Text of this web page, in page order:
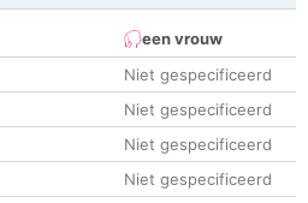
een vrouw
Niet gespecificeerd
Niet gespecificeerd
Niet gespecificeerd
Niet gespecificeerd